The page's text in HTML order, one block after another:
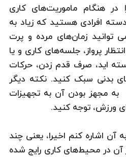
هنگام ماموریت‌های کاری
افرادی هستید که زیاد به
توانید زمان‌های مرده و پرت
پرواز، جلسه‌های کاری و یا
اید، صرف قدم زدن، حرکات
بدنی سبک کنید. نکته دیگر
به مجهز بودن آن به تجهیزات
ورزش، توجه کنید.
اشاره کنم اخیرا، یعنی چند
در محیط‌های کاری رایج شده‌